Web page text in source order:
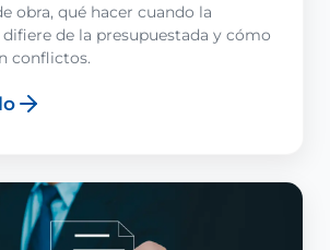
obra, qué hacer cuando la
de la presupuestada y cómo
conflictos.